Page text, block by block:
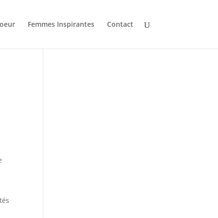
Femmes Inspirantes Contact